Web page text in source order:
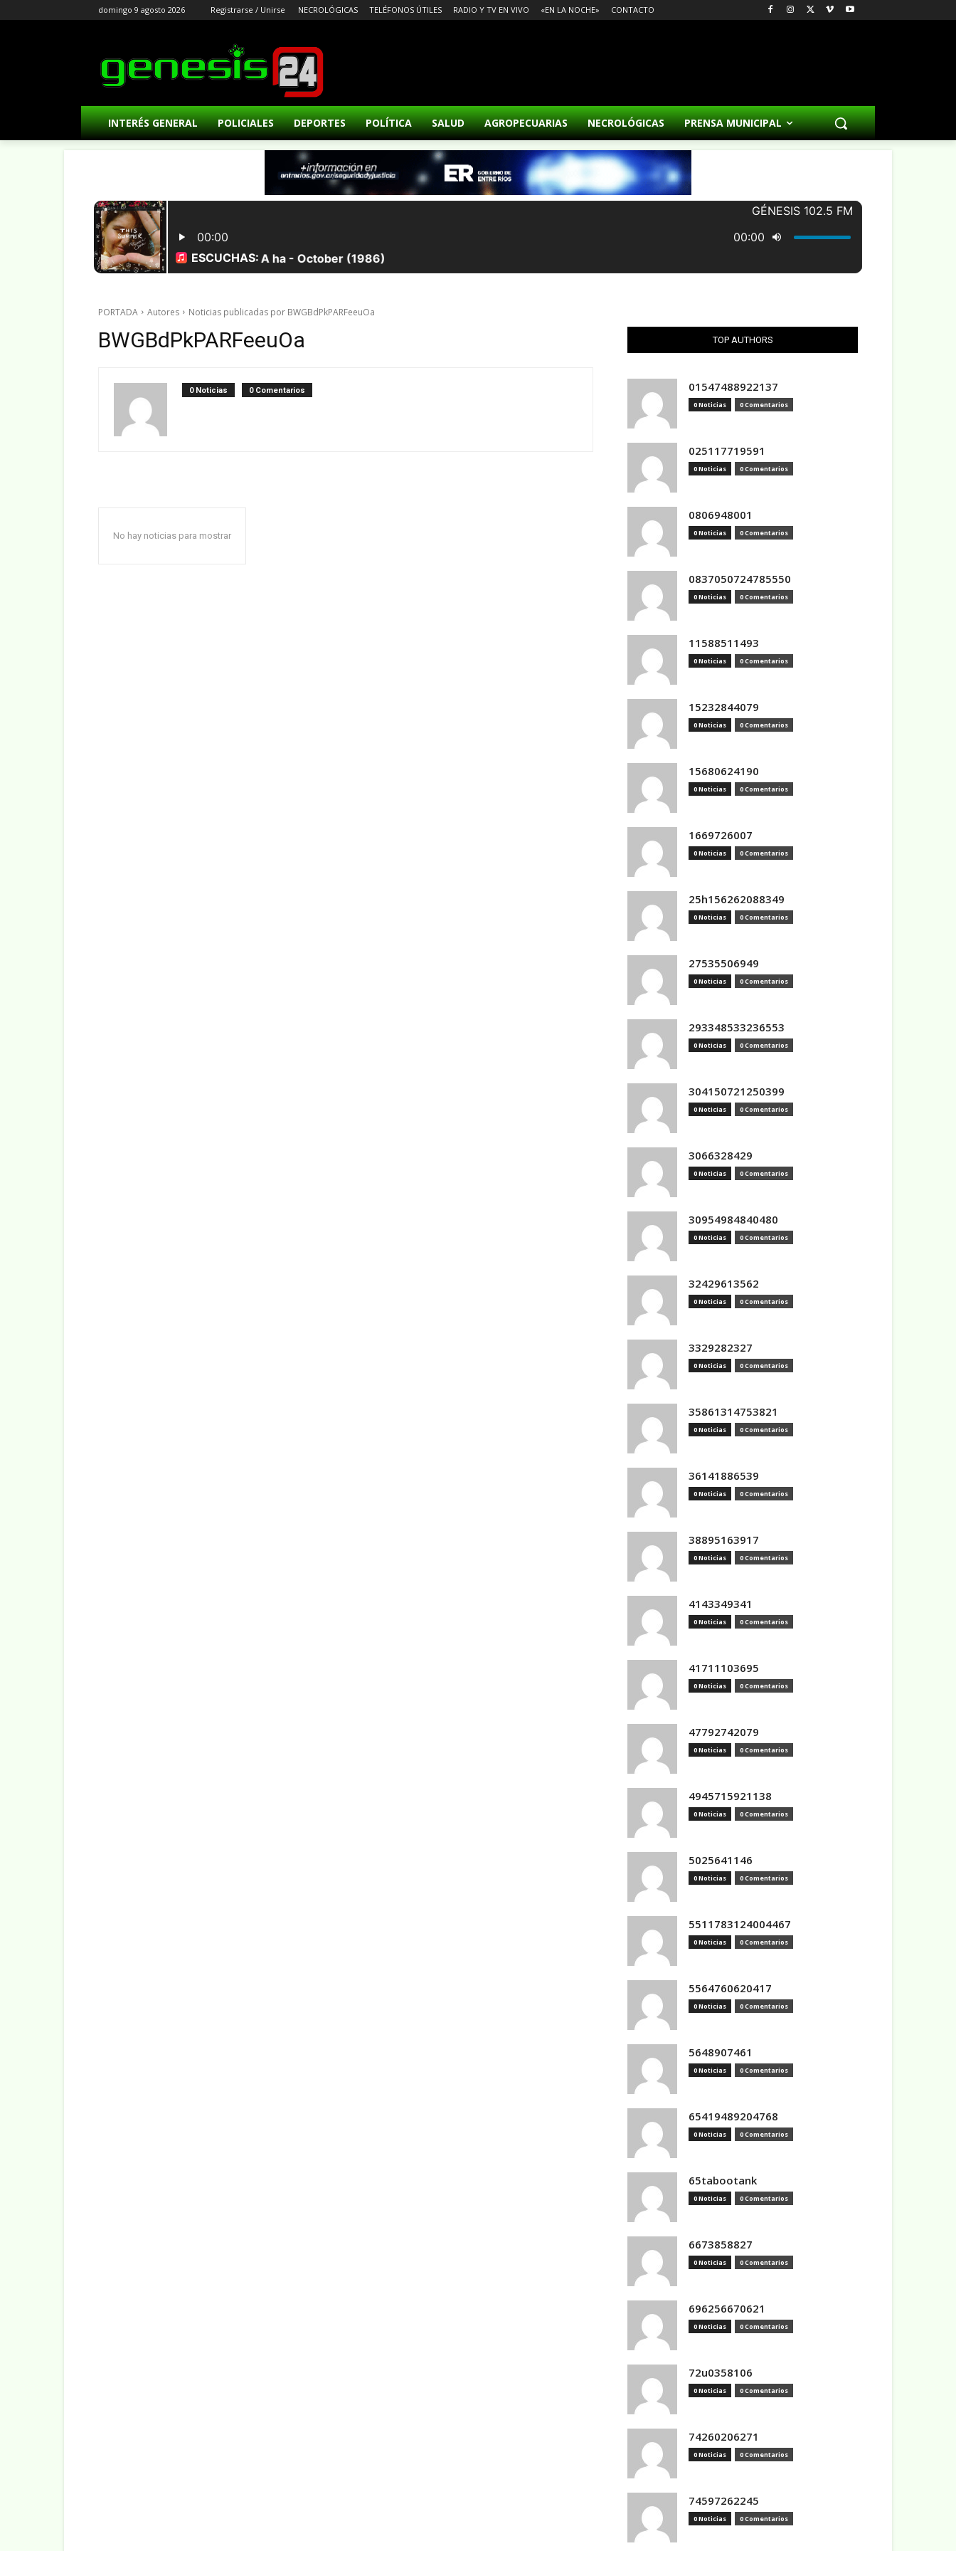
domingo 9 agosto 2026 Registrarse / Unirse NECROLÓGICAS TELÉFONOS ÚTILES RADIO Y TV EN VIVO «EN LA NOCHE» CONTACTO
INTERÉS GENERAL POLICIALES DEPORTES POLÍTICA SALUD AGROPECUARIAS NECROLÓGICAS PRENSA MUNICIPAL
PORTADA Autores Noticias publicadas por BWGBdPkPARFeeuOa
BWGBdPkPARFeeuOa
0 Noticias 0 Comentarios
No hay noticias para mostrar
TOP AUTHORS
01547488922137
0 Noticias 0 Comentarios
025117719591
0 Noticias 0 Comentarios
0806948001
0 Noticias 0 Comentarios
0837050724785550
0 Noticias 0 Comentarios
11588511493
0 Noticias 0 Comentarios
15232844079
0 Noticias 0 Comentarios
15680624190
0 Noticias 0 Comentarios
1669726007
0 Noticias 0 Comentarios
25h156262088349
0 Noticias 0 Comentarios
27535506949
0 Noticias 0 Comentarios
293348533236553
0 Noticias 0 Comentarios
304150721250399
0 Noticias 0 Comentarios
3066328429
0 Noticias 0 Comentarios
30954984840480
0 Noticias 0 Comentarios
32429613562
0 Noticias 0 Comentarios
3329282327
0 Noticias 0 Comentarios
35861314753821
0 Noticias 0 Comentarios
36141886539
0 Noticias 0 Comentarios
38895163917
0 Noticias 0 Comentarios
4143349341
0 Noticias 0 Comentarios
41711103695
0 Noticias 0 Comentarios
47792742079
0 Noticias 0 Comentarios
4945715921138
0 Noticias 0 Comentarios
5025641146
0 Noticias 0 Comentarios
5511783124004467
0 Noticias 0 Comentarios
5564760620417
0 Noticias 0 Comentarios
5648907461
0 Noticias 0 Comentarios
65419489204768
0 Noticias 0 Comentarios
65tabootank
0 Noticias 0 Comentarios
6673858827
0 Noticias 0 Comentarios
696256670621
0 Noticias 0 Comentarios
72u0358106
0 Noticias 0 Comentarios
74260206271
0 Noticias 0 Comentarios
74597262245
0 Noticias 0 Comentarios